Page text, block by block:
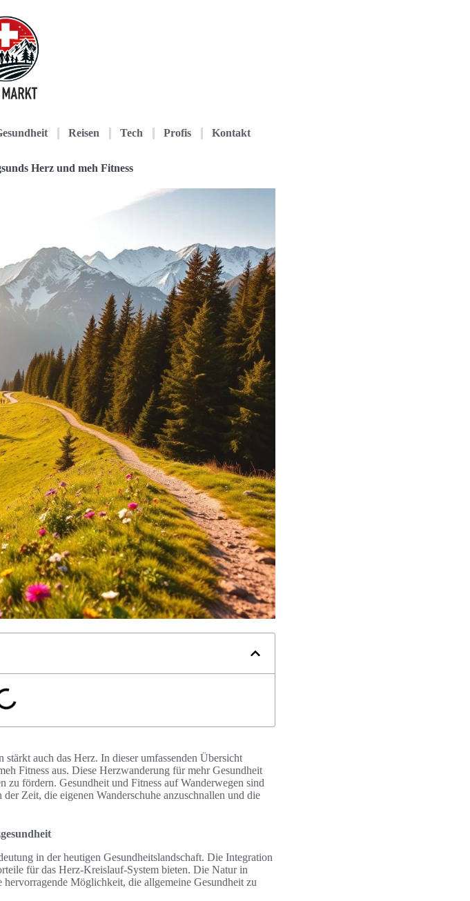
Reisen Tech Profis Kontakt
Herz und meh Fitness
auch das Herz. In dieser umfassenden Übersicht
Fitness aus. Diese Herzwanderung für mehr Gesundheit
fördern. Gesundheit und Fitness auf Wanderwegen sind
Zeit, die eigenen Wanderschuhe anzuschnallen und die
in der heutigen Gesundheitslandschaft. Die Integration
für das Herz-Kreislauf-System bieten. Die Natur in
Möglichkeit, die allgemeine Gesundheit zu